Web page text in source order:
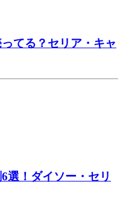
てる？セリア・キャ
選！ダイソー・セリ